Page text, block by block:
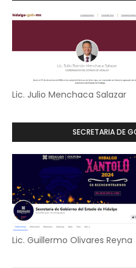
Lic. Julio Menchaca Salazar
SECRETARIA DE
Lic. Guillermo Olivares Reyna